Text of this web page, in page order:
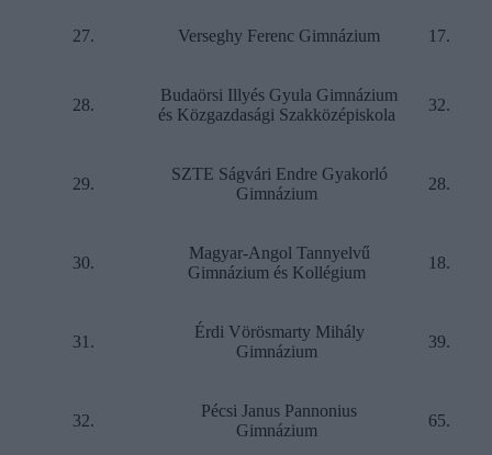
27. Verseghy Ferenc Gimnázium 17.
28.
Budaörsi Illyés Gyula Gimnázium
és Közgazdasági Szakközépiskola
32.
29.
SZTE Ságvári Endre Gyakorló
Gimnázium
28.
30.
Magyar-Angol Tannyelvű
Gimnázium és Kollégium
18.
31.
Érdi Vörösmarty Mihály
Gimnázium
39.
32.
Pécsi Janus Pannonius
Gimnázium
65.